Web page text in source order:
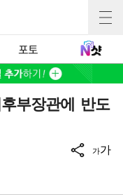
포토
부장관에 반도
가가